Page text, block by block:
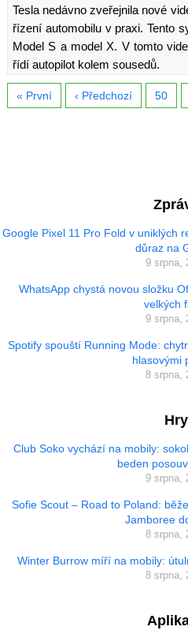
Tesla nedávno zveřejnila nové
řízení automobilu v praxi. Tento
Model S a model X. V tomto
řídí autopilot kolem sousedů.
« První ‹ Předchozí 50
Google Pixel 11 Pro Fold v uniklých
důraz na
9 srpna,
WhatsApp chystá novou složku
velkých
9 srpna,
Spotify spouští Running Mode:
hlasovými
8 srpna,
Hry
Club Soko vychází na mobily:
beden
9 srpna,
Sofie Scout – Road to Poland:
Jamboree
8 srpna,
Winter Burrow míří na mobily:
8 srpna,